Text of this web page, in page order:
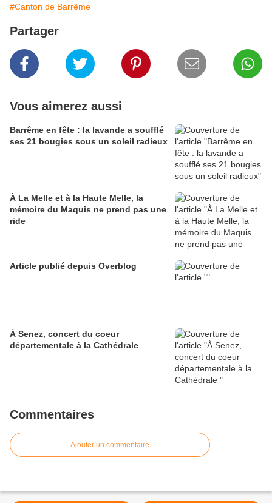
#Canton de Barrême
Partager
Vous aimerez aussi
Barrême en fête : la lavande a soufflé
ses 21 bougies sous un soleil radieux
À La Melle et à la Haute Melle, la
mémoire du Maquis ne prend pas une
ride
Article publié depuis Overblog
À Senez, concert du coeur
départementale à la Cathédrale
Commentaires
Ajouter un commentaire